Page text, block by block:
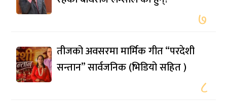
७
तीजको अवसरमा मार्मिक गीत “परदेशी
सन्तान” सार्वजनिक (भिडियो सहित )
८